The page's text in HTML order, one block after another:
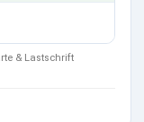
& Lastschrift